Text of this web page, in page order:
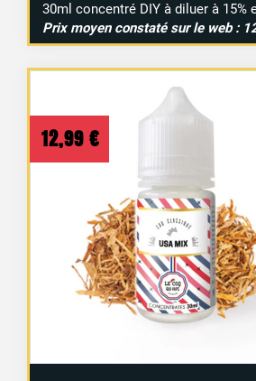
30ml concentré DIY à diluer à 15%
Prix moyen constaté sur le web :
12,99 €